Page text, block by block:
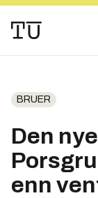
BRUER
Den
enn